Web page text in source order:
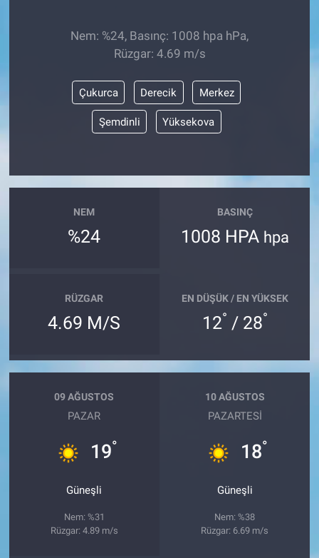
Nem: %24, Basınç: 1008 hpa hPa,
Rüzgar: 4.69 m/s
Çukurca Derecik Merkez
Şemdinli Yüksekova
NEM
%24
BASINÇ
1008 HPA hpa
RÜZGAR
4.69 M/S
EN DÜŞÜK / EN YÜKSEK
12° / 28°
09 AĞUSTOS
PAZAR
19°
Güneşli
Nem: %31
Rüzgar: 4.89 m/s
10 AĞUSTOS
PAZARTESI
18°
Güneşli
Nem: %38
Rüzgar: 6.69 m/s